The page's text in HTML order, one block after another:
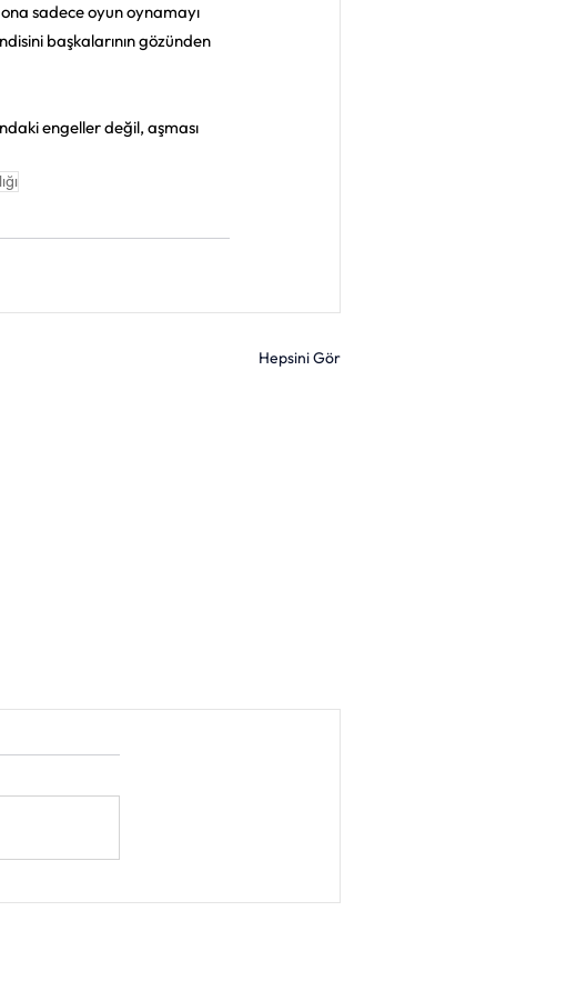
sadece oyun oynamayı
başkalarının gözünden
engeller değil, aşması
Hepsini Gör